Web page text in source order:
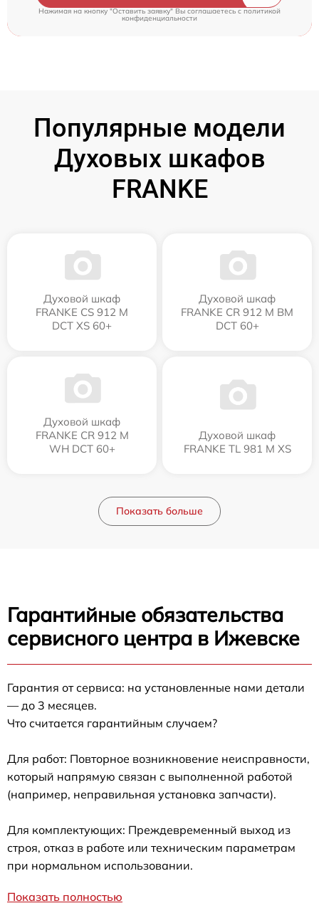
Нажимая на кнопку "Оставить заявку" Вы соглашаетесь cполитикой
конфиденциальности
Популярные модели
Духовых шкафов
FRANKE
Духовой шкаф
FRANKE CS 912 M
DCT XS 60+
Духовой шкаф
FRANKE CR 912 M BM
DCT 60+
Духовой шкаф
FRANKE CR 912 M
WH DCT 60+
Духовой шкаф
FRANKE TL 981 M XS
Показать больше
Гарантийные обязательства
сервисного центра в Ижевске
Гарантия от сервиса: на установленные нами детали
— до 3 месяцев.
Что считается гарантийным случаем?
Для работ: Повторное возникновение неисправности,
который напрямую связан с выполненной работой
(например, неправильная установка запчасти).
Для комплектующих: Преждевременный выход из
строя, отказ в работе или техническим параметрам
при нормальном использовании.
Показать полностью